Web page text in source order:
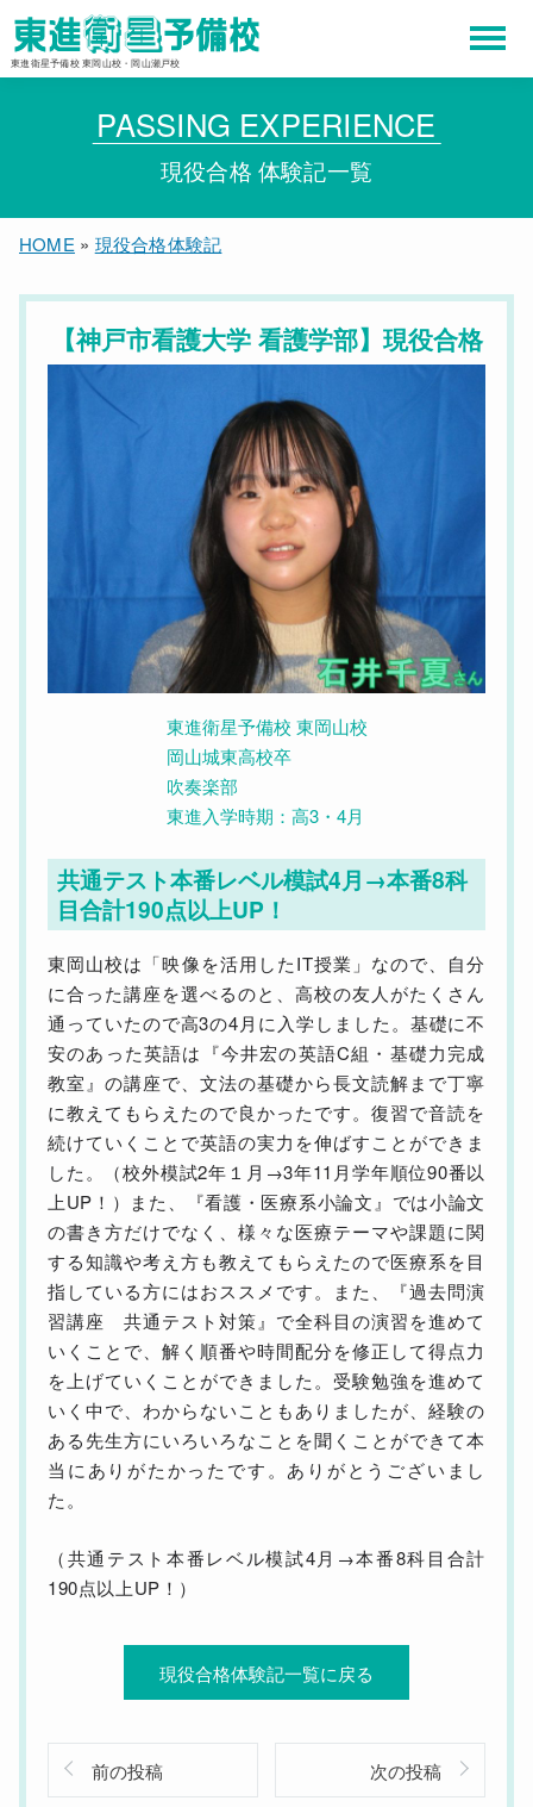
東進衛星予備校 東岡山校・岡山瀬戸校
PASSING EXPERIENCE
現役合格 体験記一覧
HOME » 現役合格体験記
【神戸市看護大学 看護学部】現役合格
東進衛星予備校 東岡山校
岡山城東高校卒
吹奏楽部
東進入学時期：高3・4月
共通テスト本番レベル模試4月→本番8科
目合計190点以上UP！
東岡山校は「映像を活用したIT授業」なので、自分
に合った講座を選べるのと、高校の友人がたくさん
通っていたので高3の4月に入学しました。基礎に不
安のあった英語は『今井宏の英語C組・基礎力完成
教室』の講座で、文法の基礎から長文読解まで丁寧
に教えてもらえたので良かったです。復習で音読を
続けていくことで英語の実力を伸ばすことができま
した。（校外模試2年１月→3年11月学年順位90番以
上UP！）また、『看護・医療系小論文』では小論文
の書き方だけでなく、様々な医療テーマや課題に関
する知識や考え方も教えてもらえたので医療系を目
指している方にはおススメです。また、『過去問演
習講座 共通テスト対策』で全科目の演習を進めて
いくことで、解く順番や時間配分を修正して得点力
を上げていくことができました。受験勉強を進めて
いく中で、わからないこともありましたが、経験の
ある先生方にいろいろなことを聞くことができて本
当にありがたかったです。ありがとうございまし
た。
（共通テスト本番レベル模試4月→本番8科目合計
190点以上UP！）
現役合格体験記一覧に戻る
前の投稿 次の投稿